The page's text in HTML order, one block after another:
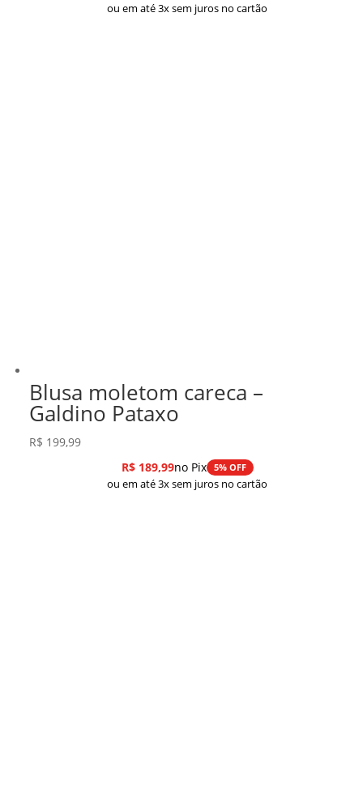
ou em até 3x sem juros no cartão
Blusa moletom careca –
Galdino Pataxo
R$ 199,99
R$189,99no Pix 5% OFF
ou em até 3x sem juros no cartão